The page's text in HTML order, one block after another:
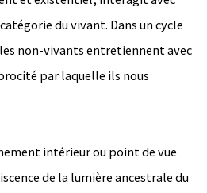
du vivant. Dans un cycle
non-vivants entretiennent avec
par laquelle ils nous
intérieur ou point de vue
de la lumière ancestrale du